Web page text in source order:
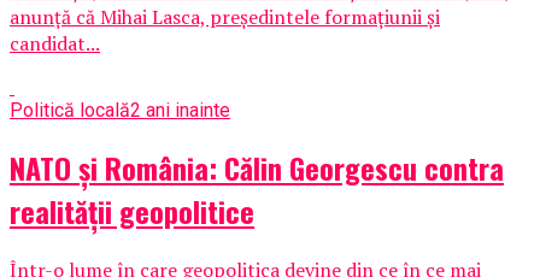
anunță că Mihai Lasca, președintele formațiunii și
candidat...
Politică locală2 ani inainte
NATO și România: Călin Georgescu contra
realității geopolitice
Într-o lume în care geopolitica devine din ce în ce mai